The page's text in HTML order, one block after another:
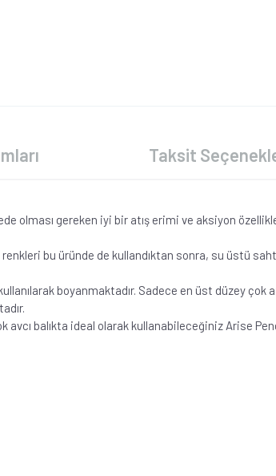
olması gereken iyi bir atış erimi ve aksiyon
bu üründe de kullandıktan sonra, su üstü
boyanmaktadır. Sadece en üst düzey çok
avcı balıkta ideal olarak kullanabileceğiniz Arise
Taksit